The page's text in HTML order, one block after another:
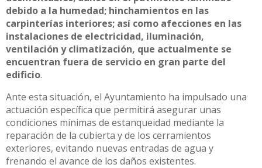
debido a la humedad; hinchamientos en las
carpinterías interiores; así como afecciones en las
instalaciones de electricidad, iluminación,
ventilación y climatización, que actualmente se
encuentran fuera de servicio en gran parte del
edificio.
Ante esta situación, el Ayuntamiento ha impulsado una
actuación específica que permitirá asegurar unas
condiciones mínimas de estanqueidad mediante la
reparación de la cubierta y de los cerramientos
exteriores, evitando nuevas entradas de agua y
frenando el avance de los daños existentes.